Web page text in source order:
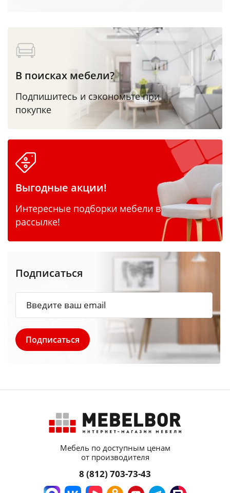
В поисках мебели?
Подпишитесь и сэкономьте при
покупке
Выгодные акции!
Интересные подборки мебели в
рассылке!
Подписаться
Мебель по доступным ценам
от производителя
8 (812) 703-73-43